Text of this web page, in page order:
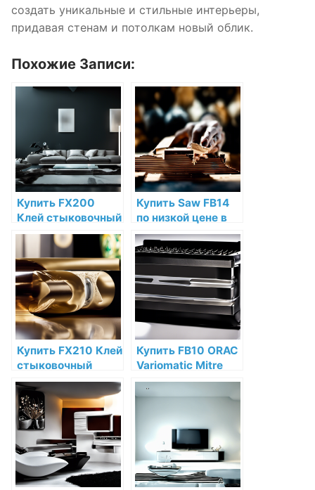
создать уникальные и стильные интерьеры,
придавая стенам и потолкам новый облик.
Похожие Записи:
Купить FX200
Клей стыковочный
ORAC-FIX "EXTRA"
310 мл Orac Decor
по низкой цене в
интернет-
магазине
Купить Saw FB14
по низкой цене в
интернет-
магазине
Купить FX210 Клей
стыковочный
ORAC-FIX "EXTRA"
80 мл Orac Decor
по низкой цене в
интернет-
магазине
Купить FB10 ORAC
Variomatic Mitre
box по низкой цене
в интернет-